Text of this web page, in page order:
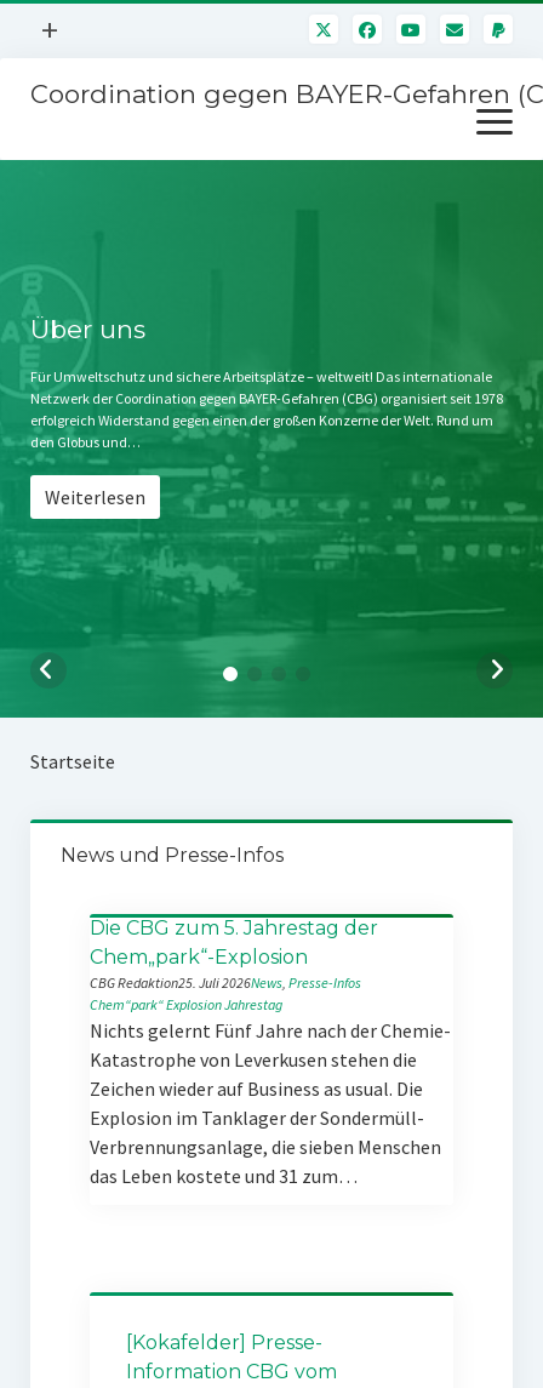
Menü
+
Mitmachen
Kontakt
Impressum
Störfälle
Coordination gegen BAYER-Gefahren
Menü
öffnen
Stichwort BAYER
Jahrestagung
SPENDEN
Über uns
Für Umweltschutz und sichere Arbeitsplätze – weltweit! Das internationale
Netzwerk der Coordination gegen BAYER-Gefahren (CBG) organisiert seit 1978
erfolgreich Widerstand gegen einen der großen Konzerne der Welt. Rund um
den Globus und…
Weiterlesen
Startseite
News und Presse-Infos
Die CBG zum 5. Jahrestag der
Chem„park“-Explosion
CBG Redaktion25. Juli 2026News, Presse-Infos
Chem“park“ExplosionJahrestag
Nichts gelernt Fünf Jahre nach der Chemie-
Katastrophe von Leverkusen stehen die
Zeichen wieder auf Business as usual. Die
Explosion im Tanklager der Sondermüll-
Verbrennungsanlage, die sieben Menschen
das Leben kostete und 31 zum…
[Kokafelder] Presse-
Information CBG vom